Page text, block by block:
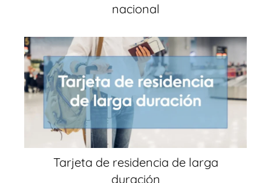
nacional
Tarjeta de residencia de larga
duración